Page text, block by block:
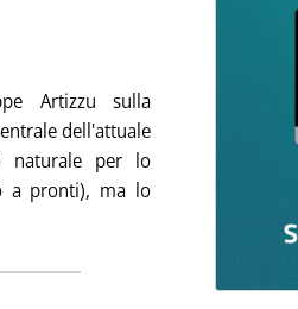
Cambiare le regole, prevalgano i contratti
venerdì 21 marzo 2014 alle 13.19.
Artizzu sulla
dell'attuale
naturale per lo
a pronti), ma lo
'Elettricità, fine del mercato